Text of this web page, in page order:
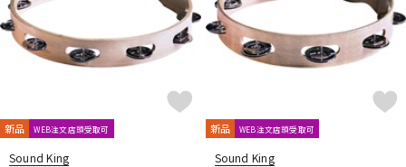
キーボード 電子ピアノ
新品 WEB注文店頭受取可
Sound King
新品 WEB注文店頭受取可
Sound King